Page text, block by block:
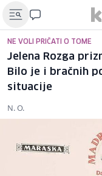
NE VOLI PRIČATI O TOME
Jelena Rozga
Bilo je i bračnih
situacije
N. O.